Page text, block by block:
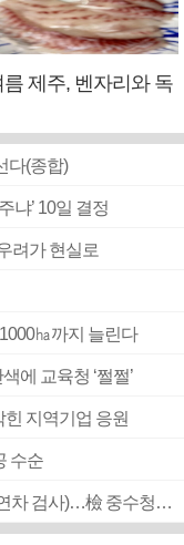
름 제주, 벤자리와 독
다(종합)
냐’ 10일 결정
려가 현실로
㏊까지 늘린다
에 교육청 ‘쩔쩔’
지역기업 응원
수순
■ 검사 신분 버리고 직급하향(10년 이하 저연차 검사)…檢 중수청행 기피